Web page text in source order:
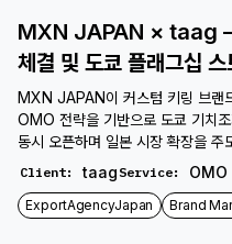
MXN JAPAN × taag —
체결 및 도쿄 플래그십 스
MXN JAPAN이 커스텀 키링 브랜
OMO 전략을 기반으로 도쿄 기치
동시 오픈하며 일본 시장 확장을 주
Client: taag Service:
ExportAgencyJapan Brand